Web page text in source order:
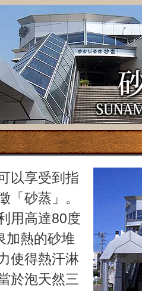
以享受到指
「砂蒸」。
用高達80度
加熱的砂堆
使得熱汗淋
於泡天然三